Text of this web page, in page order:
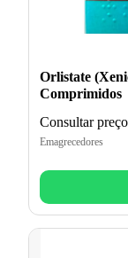
Orlistate
Comprimidos
Consultar preço
Emagrecedores